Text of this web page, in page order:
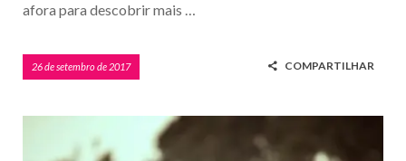
afora para descobrir mais …
26 de setembro de 2017 COMPARTILHAR